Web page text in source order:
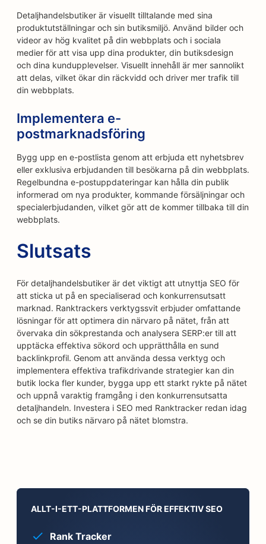
Detaljhandelsbutiker är visuellt tilltalande med sina
produktutställningar och sin butiksmiljö. Använd bilder och
videor av hög kvalitet på din webbplats och i sociala
medier för att visa upp dina produkter, din butiksdesign
och dina kundupplevelser. Visuellt innehåll är mer sannolikt
att delas, vilket ökar din räckvidd och driver mer trafik till
din webbplats.
Implementera e-
postmarknadsföring
Bygg upp en e-postlista genom att erbjuda ett nyhetsbrev
eller exklusiva erbjudanden till besökarna på din webbplats.
Regelbundna e-postuppdateringar kan hålla din publik
informerad om nya produkter, kommande försäljningar och
specialerbjudanden, vilket gör att de kommer tillbaka till din
webbplats.
Slutsats
För detaljhandelsbutiker är det viktigt att utnyttja SEO för
att sticka ut på en specialiserad och konkurrensutsatt
marknad. Ranktrackers verktygssvit erbjuder omfattande
lösningar för att optimera din närvaro på nätet, från att
övervaka din sökprestanda och analysera SERP:er till att
upptäcka effektiva sökord och upprätthålla en sund
backlinkprofil. Genom att använda dessa verktyg och
implementera effektiva trafikdrivande strategier kan din
butik locka fler kunder, bygga upp ett starkt rykte på nätet
och uppnå varaktig framgång i den konkurrensutsatta
detaljhandeln. Investera i SEO med Ranktracker redan idag
och se din butiks närvaro på nätet blomstra.
ALLT-I-ETT-PLATTFORMEN FÖR EFFEKTIV SEO
Rank Tracker